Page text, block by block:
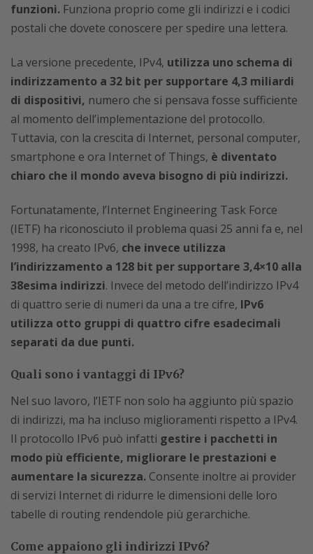
funzioni. Funziona proprio come gli indirizzi e i codici
postali che dovete conoscere per spedire una lettera.
La versione precedente, IPv4, utilizza uno schema di
indirizzamento a 32 bit per supportare 4,3 miliardi
di dispositivi, numero che si pensava fosse sufficiente
al momento dell’implementazione del protocollo.
Tuttavia, con la crescita di Internet, personal computer,
smartphone e ora Internet of Things, è diventato
chiaro che il mondo aveva bisogno di più indirizzi.
Fortunatamente, l’Internet Engineering Task Force
(IETF) ha riconosciuto il problema quasi 25 anni fa e, nel
1998, ha creato IPv6, che invece utilizza
l’indirizzamento a 128 bit per supportare 3,4×10 alla
38esima indirizzi. Invece del metodo dell’indirizzo IPv4
di quattro serie di numeri da una a tre cifre, IPv6
utilizza otto gruppi di quattro cifre esadecimali
separati da due punti.
Quali sono i vantaggi di IPv6?
Nel suo lavoro, l’IETF non solo ha aggiunto più spazio
di indirizzi, ma ha incluso miglioramenti rispetto a IPv4.
Il protocollo IPv6 può infatti gestire i pacchetti in
modo più efficiente, migliorare le prestazioni e
aumentare la sicurezza. Consente inoltre ai provider
di servizi Internet di ridurre le dimensioni delle loro
tabelle di routing rendendole più gerarchiche.
Come appaiono gli indirizzi IPv6?